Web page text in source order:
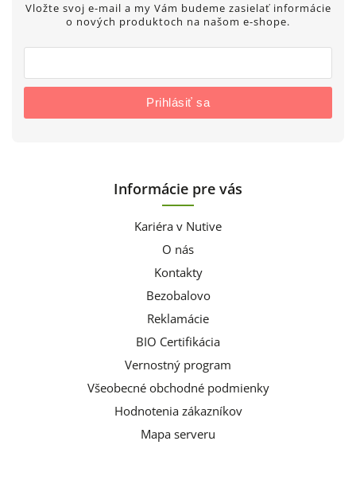
Vložte svoj e-mail a my Vám budeme zasielať informácie
o nových produktoch na našom e-shope.
Prihlásiť sa
Informácie pre vás
Kariéra v Nutive
O nás
Kontakty
Bezobalovo
Reklamácie
BIO Certifikácia
Vernostný program
Všeobecné obchodné podmienky
Hodnotenia zákazníkov
Mapa serveru